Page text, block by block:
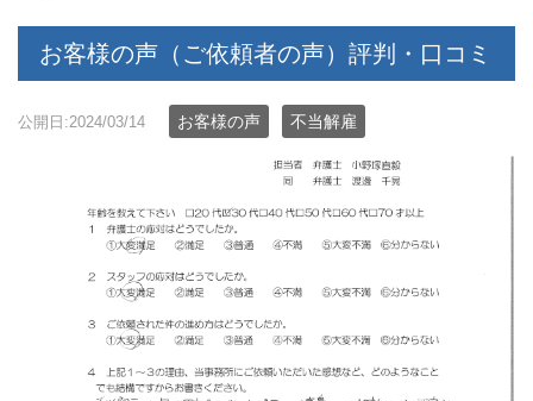
お客様の声（ご依頼者の声）評判・口コミ
公開日:2024/03/14 お客様の声 不当解雇